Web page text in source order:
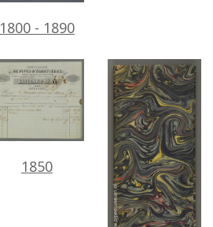
1800- 1890
1850